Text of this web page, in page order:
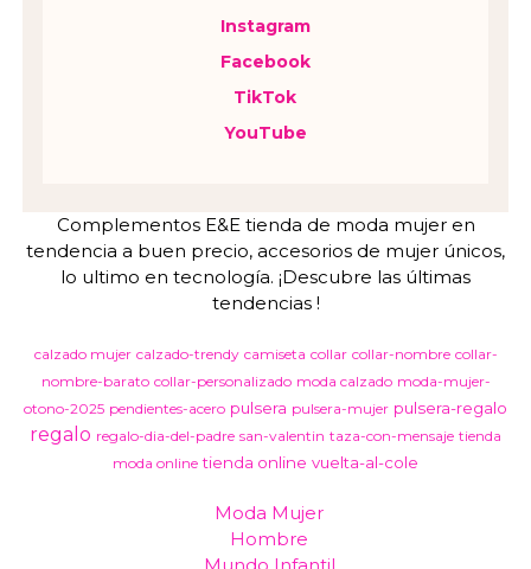
Instagram
Facebook
TikTok
YouTube
Complementos E&E tienda de moda mujer en
tendencia a buen precio, accesorios de mujer únicos,
lo ultimo en tecnología. ¡Descubre las últimas
tendencias !
calzado mujer calzado-trendy camiseta collar collar-nombre collar-
nombre-barato collar-personalizado moda calzado moda-mujer-
otono-2025 pendientes-acero pulsera pulsera-mujer pulsera-regalo
regalo regalo-dia-del-padre san-valentin taza-con-mensaje tienda
moda online tienda online vuelta-al-cole
Moda Mujer
Hombre